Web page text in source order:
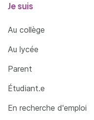
Je suis
Au collège
Au lycée
Parent
Étudiant.e
En recherche d'emploi